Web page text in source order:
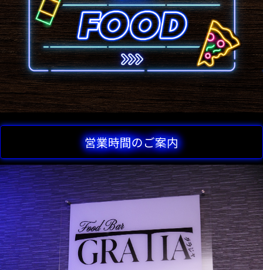
営業時間のご案内